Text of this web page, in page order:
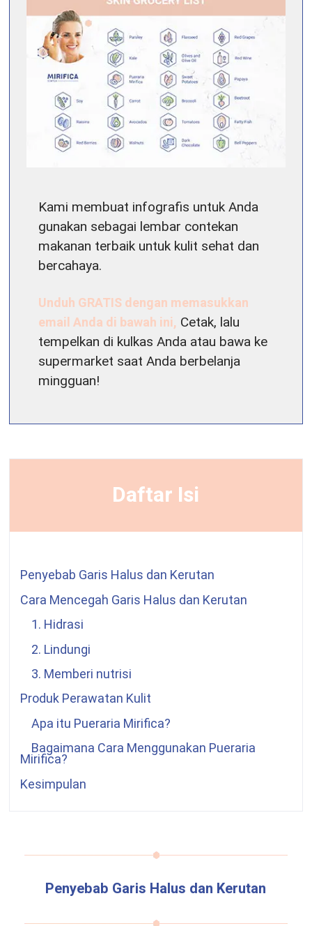
Kami membuat infografis untuk Anda
gunakan sebagai lembar contekan
makanan terbaik untuk kulit sehat dan
bercahaya.
Unduh GRATIS dengan memasukkan
email Anda di bawah ini, Cetak, lalu
tempelkan di kulkas Anda atau bawa ke
supermarket saat Anda berbelanja
mingguan!
Daftar Isi
Penyebab Garis Halus dan Kerutan
Cara Mencegah Garis Halus dan Kerutan
1. Hidrasi
2. Lindungi
3. Memberi nutrisi
Produk Perawatan Kulit
Apa itu Pueraria Mirifica?
Bagaimana Cara Menggunakan Pueraria
Mirifica?
Kesimpulan
Penyebab Garis Halus dan Kerutan